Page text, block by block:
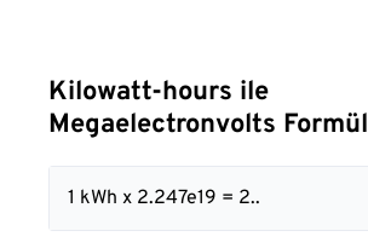
Kilowatt-hours ile
Megaelectronvolts Formül
1 kWh x 2.247e19 = 2..